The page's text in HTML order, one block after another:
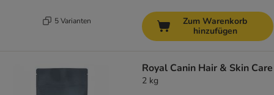
5 Varianten
Zum Warenkorb
hinzufügen
Royal Canin Hair & Skin Care
2 kg